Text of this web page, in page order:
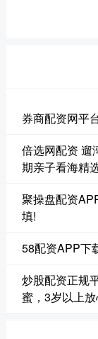
券商配资网平
倍选网配资 遛
期亲子看海精
聚操盘配资
填!
58配资APP下
炒股配资正规
蜜，3岁以上